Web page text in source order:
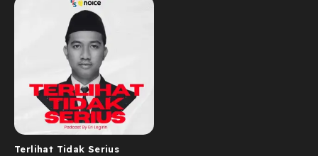
Terlihat Tidak Serius